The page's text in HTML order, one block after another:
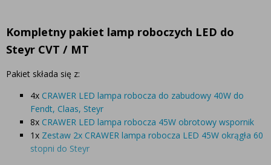
Kompletny pakiet lamp roboczych LED do
Steyr CVT / MT
Pakiet składa się z:
4x CRAWER LED lampa robocza do zabudowy 40W do
Fendt, Claas, Steyr
8x CRAWER LED lampa robocza 45W obrotowy wspornik
1x Zestaw 2x CRAWER lampa robocza LED 45W okrągła 60
stopni do Steyr